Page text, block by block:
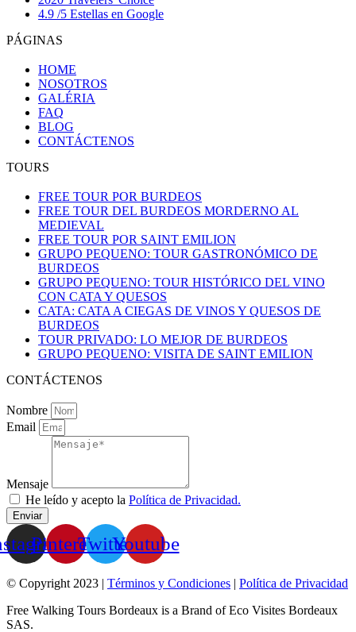
4.9 /5 Estellas en Google
PÁGINAS
HOME
NOSOTROS
GALÉRIA
FAQ
BLOG
CONTÁCTENOS
TOURS
FREE TOUR POR BURDEOS
FREE TOUR DEL BURDEOS MORDERNO AL
MEDIEVAL
FREE TOUR POR SAINT EMILION
GRUPO PEQUENO: TOUR GASTRONÓMICO DE
BURDEOS
GRUPO PEQUENO: TOUR HISTÓRICO DEL VINO
CON CATA Y QUESOS
CATA: CATA A CIEGAS DE VINOS Y QUESOS DE
BURDEOS
TOUR PRIVADO: LO MEJOR DE BURDEOS
GRUPO PEQUENO: VISITA DE SAINT EMILION
CONTÁCTENOS
Nombre
Email
Mensaje
He leído y acepto la Política de Privacidad.
Enviar
PinterestTwitterYoutube
© Copyright 2023 | Términos y Condiciones | Política de Privacidad
Free Walking Tours Bordeaux is a Brand of Eco Visites Bordeaux
SAS.